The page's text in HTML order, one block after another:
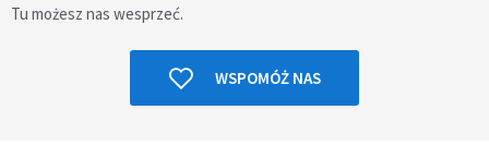
Tu możesz nas wesprzeć.
WSPOMÓŻ NAS